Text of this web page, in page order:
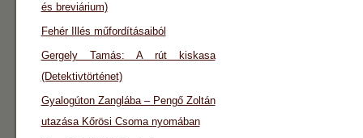
és breviárium)
Fehér Illés műfordításaiból
Gergely Tamás: A rút kiskasa
(Detektivtörténet)
Gyalogúton Zanglába – Pengő Zoltán
utazása Kőrösi Csoma nyomában